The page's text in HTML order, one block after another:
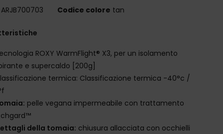
ARJB700703 Codice colore tan
ROXY WarmFlight® X3, per un isolamento
e supercaldo [200g]
termica: Classificazione termica -40°c /
pelle vegana impermeabile con trattamento
della tomaia: chiusura allacciata con occhielli